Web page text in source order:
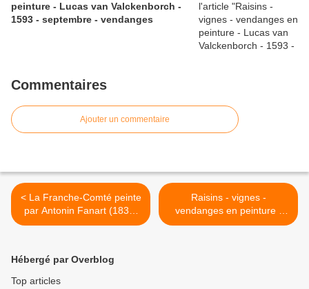
peinture - Lucas van Valckenborch -
1593 - septembre - vendanges
Commentaires
Ajouter un commentaire
< La Franche-Comté peinte
par Antonin Fanart (1831-
1903)
Raisins - vignes -
vendanges en peinture -
Frédéric Montenard (1849-
Hébergé par Overblog
Top articles